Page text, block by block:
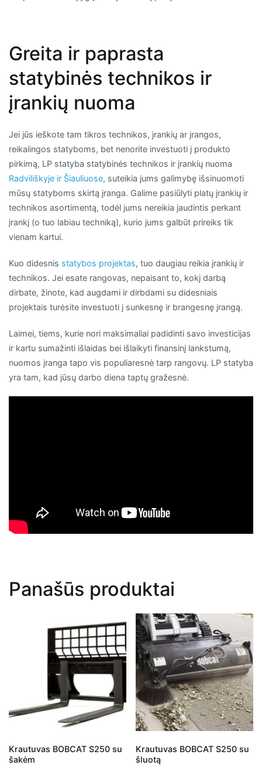
Greita ir paprasta
statybinės technikos ir
įrankių nuoma
Jei jūs ieškote tam tikros technikos, įrankių ar įrangos,
reikalingos statyboms, bet nenorite investuoti į produkto
pirkimą, LP statyba statybinės technikos ir įrankių nuoma
Radviliškyje ir Šiauliuose, suteikia jums galimybę išsinuomoti
mūsų statyboms skirtą įranga. Galime pasiūlyti platų įrankių ir
technikos asortimentą, todėl jums nereikia jaudintis perkant
įrankį (o tuo labiau techniką), kurio jums galbūt prireiks tik
vienam kartui.
Kuo didesnis statybos projektas, tuo daugiau reikia įrankių ir
technikos. Jei esate rangovas, nepaisant to, kokį darbą
dirbate, žinote, kad augdami ir dirbdami su didesniais
projektais turėsite investuoti į sunkesnę ir brangesnę įrangą.
Laimei, tiems, kurie nori maksimaliai padidinti savo investicijas
ir kartu sumažinti išlaidas bei išlaikyti finansinį lankstumą,
nuomos įranga tapo vis populiaresnė tarp rangovų. LP statyba
yra tam, kad jūsų darbo diena taptų gražesnė.
Panašūs produktai
Krautuvas BOBCAT S250 su
šakėm
Krautuvas BOBCAT S250 su
šluotą